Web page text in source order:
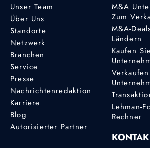
Unser Team
Über Uns
Standorte
Netzwerk
Branchen
Service
Presse
Nachrichtenredaktion
Karriere
Blog
Autorisierter Partner
M&A
Zum
M&A-
Ländern
Kaufen
Lehman-
Rechner